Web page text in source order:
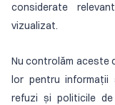
considerate
vizualizat.
Nu controlăm aceste
lor pentru informații
refuzi și politicile de